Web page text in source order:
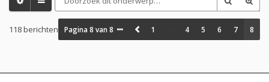
118 berichten Pagina8 van8 1 4 5 6 7 8